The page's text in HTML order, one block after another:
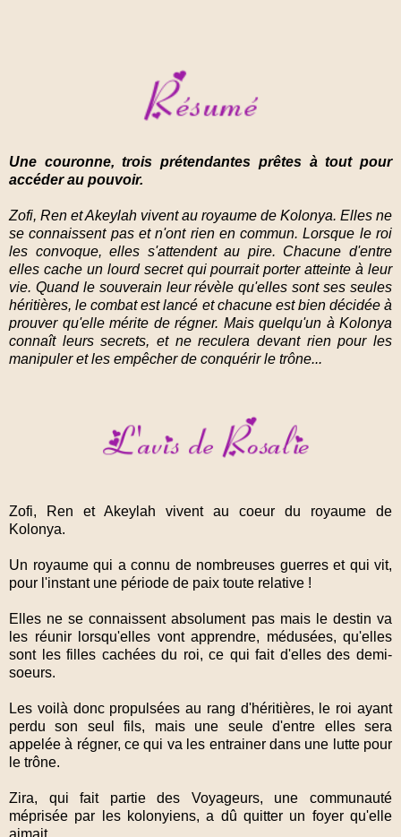
Une couronne, trois prétendantes prêtes à tout pour
accéder au pouvoir.
Zofi, Ren et Akeylah vivent au royaume de Kolonya. Elles ne
se connaissent pas et n'ont rien en commun. Lorsque le roi
les convoque, elles s'attendent au pire. Chacune d'entre
elles cache un lourd secret qui pourrait porter atteinte à leur
vie. Quand le souverain leur révèle qu'elles sont ses seules
héritières, le combat est lancé et chacune est bien décidée à
prouver qu'elle mérite de régner. Mais quelqu'un à Kolonya
connaît leurs secrets, et ne reculera devant rien pour les
manipuler et les empêcher de conquérir le trône...
Zofi, Ren et Akeylah vivent au coeur du royaume de
Kolonya.
Un royaume qui a connu de nombreuses guerres et qui vit,
pour l'instant une période de paix toute relative !
Elles ne se connaissent absolument pas mais le destin va
les réunir lorsqu'elles vont apprendre, médusées, qu'elles
sont les filles cachées du roi, ce qui fait d'elles des demi-
soeurs.
Les voilà donc propulsées au rang d'héritières, le roi ayant
perdu son seul fils, mais une seule d'entre elles sera
appelée à régner, ce qui va les entrainer dans une lutte pour
le trône.
Zira, qui fait partie des Voyageurs, une communauté
méprisée par les kolonyiens, a dû quitter un foyer qu'elle
aimait.